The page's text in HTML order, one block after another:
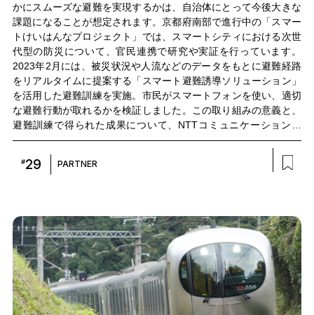
かにスムーズな避難を実現するかは、自治体にとって今後大きな
課題になることが想定されます。京都府南部で進行中の「スマー
トけいはんなプロジェクト」では、スマートシティにおける次世
代型の防災について、官民連携で研究や実証を行っています。
2023年2月には、被災状況や人流などのデータをもとに避難経路
をリアルタイムに提案する「スマート避難誘導ソリューション」
を活用した避難訓練を実施。市民がスマートフォンを使い、適切
な避難行動が取れるかを検証しました。この取り組みの意義と、
避難訓練で得られた成果について、NTTコミュニケーションズ
（以下、NTT Com）ビジネスソリューション本部 スマートワー
ルドビジネス部 スマートシティ推進室の石間裕基に話を聞きまし
た。
#29 PARTNER